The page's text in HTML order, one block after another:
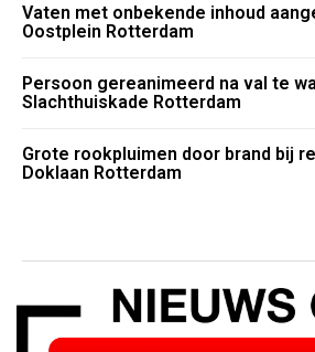
Vaten met onbekende inhoud
Oostplein Rotterdam
Persoon gereanimeerd na val te
Slachthuiskade Rotterdam
Grote rookpluimen door brand bij
Doklaan Rotterdam